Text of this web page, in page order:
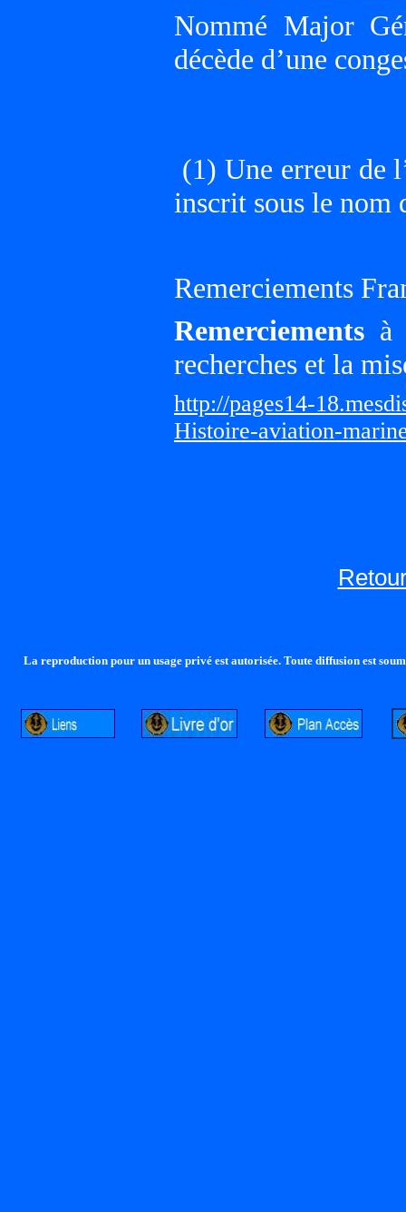
Nommé Major
décède d’une
(1) Une erreur de
inscrit sous le nom
Remerciements
Remerciements à
recherches et la
http://pages14-
Histoire-aviation-
La reproduction pour un usage privé est autorisée. Toute diffusion est